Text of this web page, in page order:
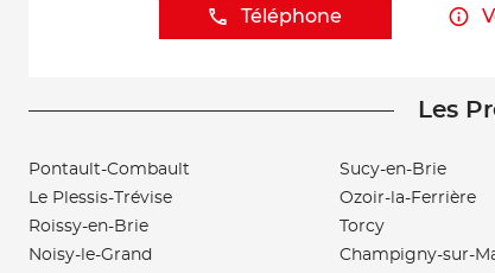
Téléphone
12.22
km
CASTRO AUTO
94520 PÉRIGNY
Fermé actuellement
Téléphone
Les
Pontault-Combault
Le Plessis-Trévise
Roissy-en-Brie
Noisy-le-Grand
Sucy-en-Brie
Ozoir-la-Ferrière
Torcy
Champigny-sur-